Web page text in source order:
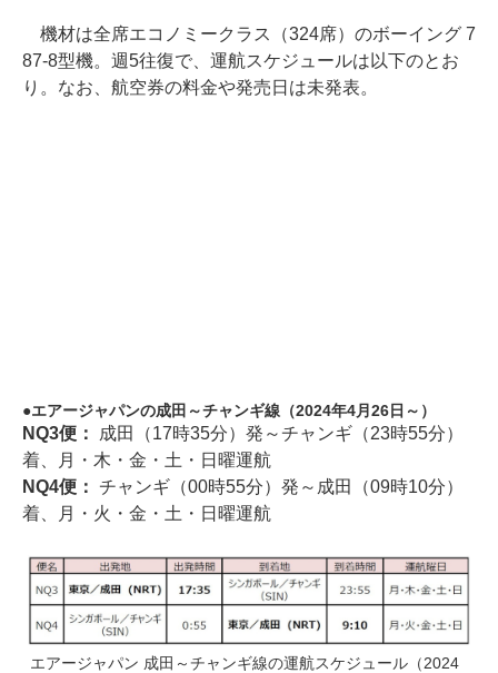
機材は全席エコノミークラス（324席）のボーイング 7
87-8型機。週5往復で、運航スケジュールは以下のとお
り。なお、航空券の料金や発売日は未発表。
エアージャパンの成田～チャンギ線（2024年4月26日～）
NQ3便：
成田（17時35分）発～チャンギ（23時55分）
着、月・木・金・土・日曜運航
NQ4便： チャンギ（00時55分）発～成田（09時10分）
着、月・火・金・土・日曜運航
エアージャパン 成田～チャンギ線の運航スケジュール（2024